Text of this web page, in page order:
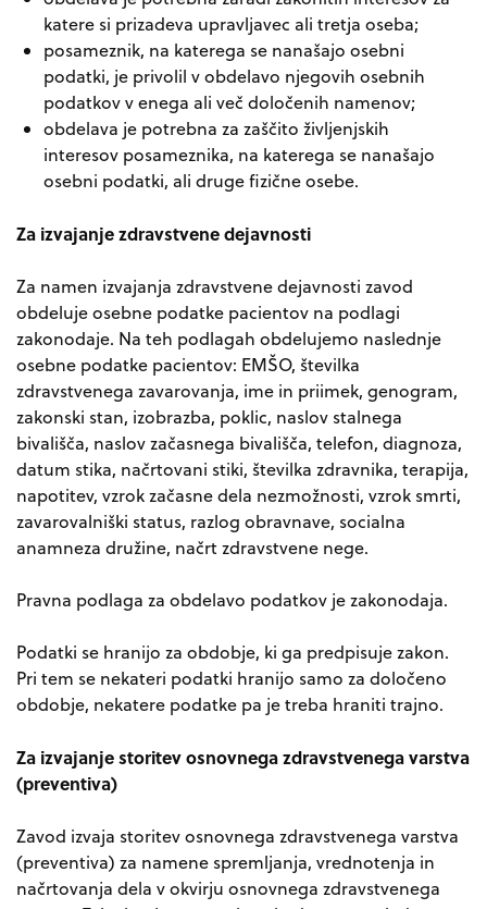
katere si prizadeva upravljavec ali tretja oseba;
posameznik, na katerega se nanašajo osebni
podatki, je privolil v obdelavo njegovih osebnih
podatkov v enega ali več določenih namenov;
obdelava je potrebna za zaščito življenjskih
interesov posameznika, na katerega se nanašajo
osebni podatki, ali druge fizične osebe.
Za izvajanje zdravstvene dejavnosti
Za namen izvajanja zdravstvene dejavnosti zavod
obdeluje osebne podatke pacientov na podlagi
zakonodaje. Na teh podlagah obdelujemo naslednje
osebne podatke pacientov: EMŠO, številka
zdravstvenega zavarovanja, ime in priimek, genogram,
zakonski stan, izobrazba, poklic, naslov stalnega
bivališča, naslov začasnega bivališča, telefon, diagnoza,
datum stika, načrtovani stiki, številka zdravnika, terapija,
napotitev, vzrok začasne dela nezmožnosti, vzrok smrti,
zavarovalniški status, razlog obravnave, socialna
anamneza družine, načrt zdravstvene nege.
Pravna podlaga za obdelavo podatkov je zakonodaja.
Podatki se hranijo za obdobje, ki ga predpisuje zakon.
Pri tem se nekateri podatki hranijo samo za določeno
obdobje, nekatere podatke pa je treba hraniti trajno.
Za izvajanje storitev osnovnega zdravstvenega varstva
(preventiva)
Zavod izvaja storitev osnovnega zdravstvenega varstva
(preventiva) za namene spremljanja, vrednotenja in
načrtovanja dela v okvirju osnovnega zdravstvenega